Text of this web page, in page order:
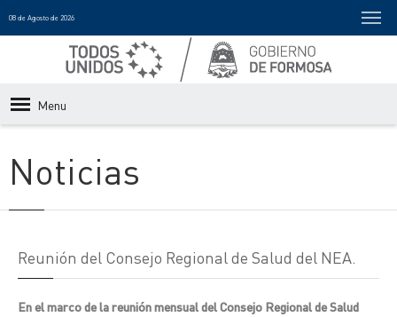
08 de Agosto de 2026
Menu
Noticias
Reunión del Consejo Regional de Salud del NEA.
En el marco de la reunión mensual del Consejo Regional de Salud